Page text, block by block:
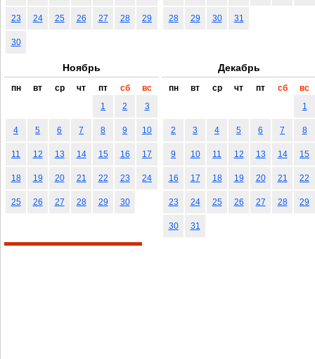
23 24 25 26 27 28 29
30
28 29 30 31
Ноябрь
пн вт ср чт пт сб
вс
1
2 3
4 5 6 7 8 9 10
11 12 13 14 15 16 17
18 19 20 21 22 23 24
25 26 27 28 29 30
Декабрь
пн вт ср чт пт сб
вс
1
2 3 4 5 6 7 8
9 10 11 12 13 14 15
16 17 18 19 20 21 22
23 24 25 26 27 28 29
30 31